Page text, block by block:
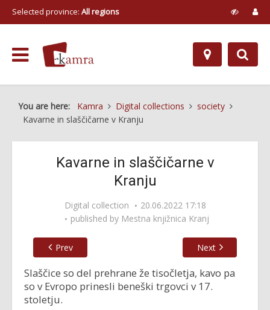
Selected province: All regions
You are here: Kamra Digital collections
society
Kavarne in slaščičarne v Kranju
Kavarne in slaščičarne v
Kranju
Digital collection
20.06.2022 17:18
published by Mestna knjižnica Kranj
Prev Next
Slaščice so del prehrane že tisočletja, kavo pa
so v Evropo prinesli beneški trgovci v 17.
stoletju.